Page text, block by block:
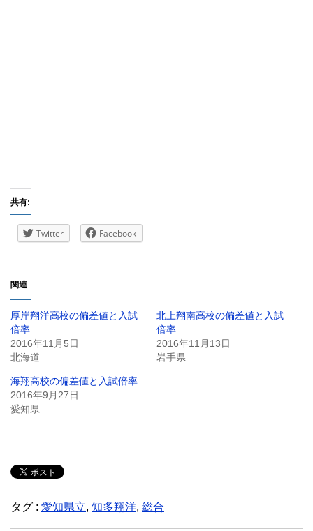
共有:
Twitter Facebook
関連
厚岸翔洋高校の偏差値と入試
倍率
2016年11月5日
北海道
北上翔南高校の偏差値と入試
倍率
2016年11月13日
岩手県
海翔高校の偏差値と入試倍率
2016年9月27日
愛知県
タグ : 愛知県立, 知多翔洋, 総合